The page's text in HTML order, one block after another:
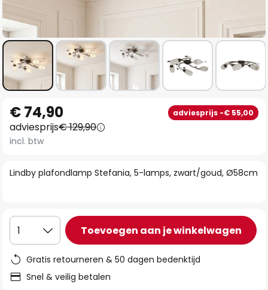
naar
het
begin
de
Lindby plafondlamp Stefania, 5-lamps, zwart/goud, Ø58cm
€ 74,90 adviesprijs -€ 55,00
adviesprijs€ 129,90
incl. btw
1 Toevoegen aan je winkelwagen
Gratis retourneren & 50 dagen bedenktijd
Snel & veilig betalen